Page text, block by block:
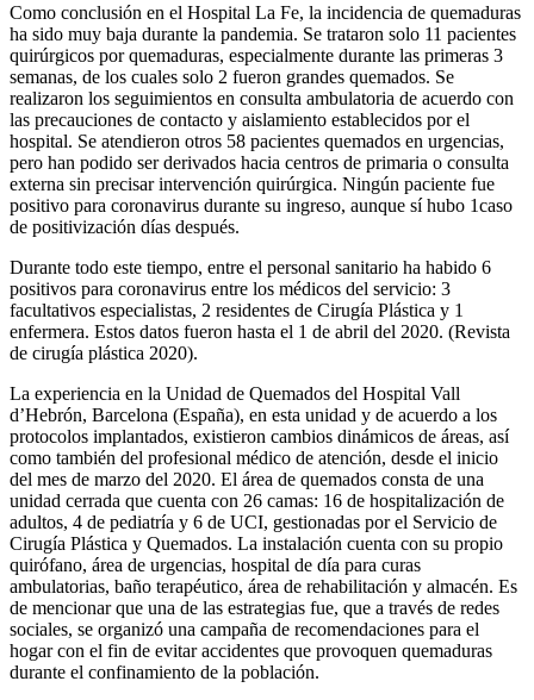
Como conclusión en el Hospital La Fe, la incidencia de quemaduras
ha sido muy baja du­rante la pandemia. Se trataron solo 11 pacientes
quirúrgicos por quemaduras, especialmente durante las primeras 3
semanas, de los cuales solo 2 fueron grandes quemados. Se
realizaron los seguimientos en consulta am­bulatoria de acuerdo con
las precauciones de contacto y aislamiento establecidos por el
hospital. Se atendieron otros 58 pacientes quemados en urgencias,
pero han podido ser derivados hacia centros de primaria o consulta
externa sin preci­sar intervención quirúrgica. Ningún paciente fue
positi­vo para coronavirus durante su ingreso, aunque sí hubo 1caso
de positivización días después.
Durante todo este tiempo, entre el personal sanitario ha habido 6
positivos para coronavirus entre los médicos del servicio: 3
facultativos especialistas, 2 residentes de Cirugía Plástica y 1
enfermera. Estos datos fueron hasta el 1 de abril del 2020. (Revista
de cirugía plástica 2020).
La experiencia en la Unidad de Quemados del Hospital Vall
d’Hebrón, Barcelona (España), en esta unidad y de acuerdo a los
protocolos implantados, existieron cambios dinámicos de áreas, así
como también del profesional médico de atención, desde el inicio
del mes de marzo del 2020. El área de quemados consta de una
unidad cerrada que cuenta con 26 camas: 16 de hospitalización de
adul­tos, 4 de pediatría y 6 de UCI, gestionadas por el Servicio de
Cirugía Plástica y Quemados. La instalación cuenta con su propio
quirófano, área de urgencias, hospital de día para curas
ambulatorias, baño terapéutico, área de re­habilitación y almacén. Es
de mencionar que una de las estrategias fue, que a través de redes
sociales, se organizó una cam­paña de recomendaciones para el
hogar con el fin de evitar accidentes que provoquen quemaduras
durante el confinamiento de la población.